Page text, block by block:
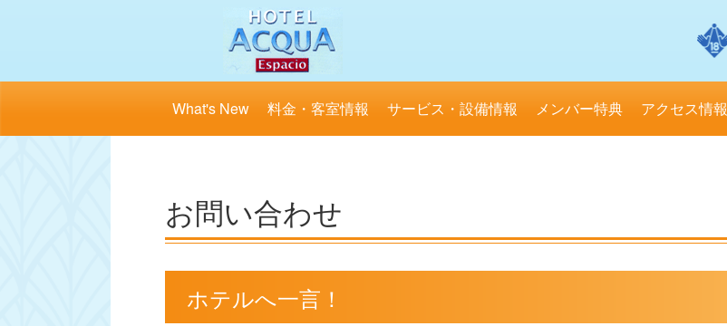
What's New 料金・客室情報 サービス・設備情報 メンバー特典 アクセス情報
お問い合わせ
ホテルへ一言！